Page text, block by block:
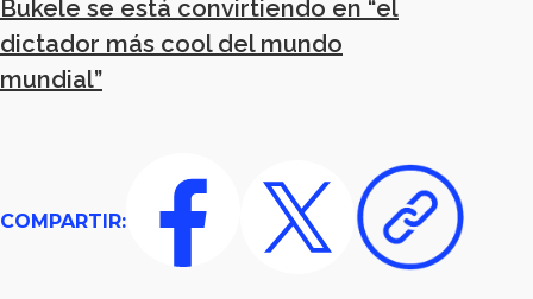
Bukele se está convirtiendo en “el
dictador más cool del mundo
mundial”
COMPARTIR: